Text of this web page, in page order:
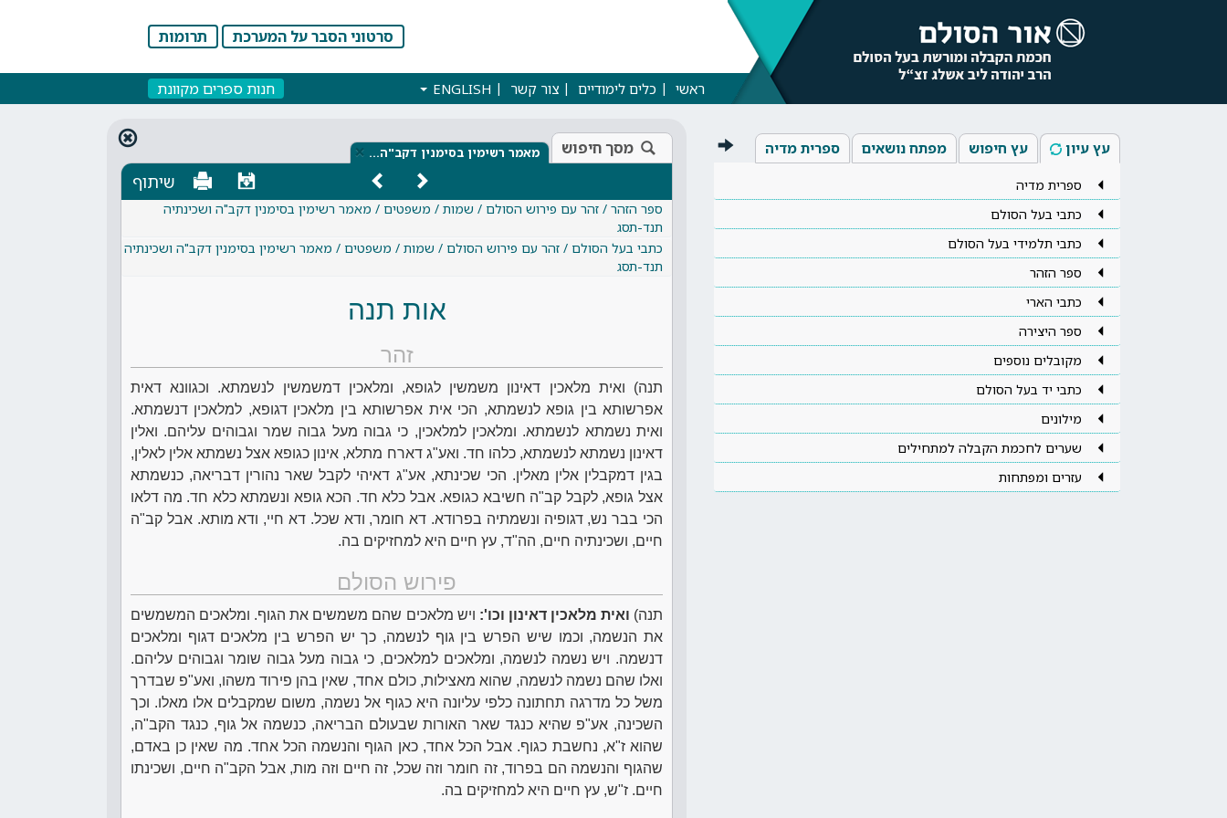
סרטוני הסבר על המערכת תרומות
ראשי כלים לימודיים צור קשר ENGLISH חנות ספרים מקוונת
עץ עיון עץ חיפוש מפתח נושאים ספרית מדיה
ספרית מדיה
כתבי בעל הסולם
כתבי תלמידי בעל הסולם
ספר הזהר
כתבי הארי
ספר היצירה
מקובלים נוספים
כתבי יד בעל הסולם
מילונים
שערים לחכמת הקבלה למתחילים
עזרים ומפתחות
מסך חיפוש מאמר רשימין בסימנין דקב"ה… ×
שיתוף
ספר הזהר / זהר עם פירוש הסולם / שמות / משפטים / מאמר רשימין בסימנין דקב"ה ושכינתיה
תנד-תסג
כתבי בעל הסולם / זהר עם פירוש הסולם / שמות / משפטים / מאמר רשימין בסימנין דקב"ה ושכינתיה
תנד-תסג
אות תנה
זהר
תנה) ואית מלאכין דאינון משמשין לגופא, ומלאכין דמשמשין לנשמתא. וכגוונא דאית
אפרשותא בין גופא לנשמתא, הכי אית אפרשותא בין מלאכין דגופא, למלאכין דנשמתא.
ואית נשמתא לנשמתא. ומלאכין למלאכין, כי גבוה מעל גבוה שמר וגבוהים עליהם. ואלין
דאינון נשמתא לנשמתא, כלהו חד. ואע"ג דארח מתלא, אינון כגופא אצל נשמתא אלין לאלין,
בגין דמקבלין אלין מאלין. הכי שכינתא, אע"ג דאיהי לקבל שאר נהורין דבריאה, כנשמתא
אצל גופא, לקבל קב"ה חשיבא כגופא. אבל כלא חד. הכא גופא ונשמתא כלא חד. מה דלאו
הכי בבר נש, דגופיה ונשמתיה בפרודא. דא חומר, ודא שכל. דא חיי, ודא מותא. אבל קב"ה
חיים, ושכינתיה חיים, הה"ד, עץ חיים היא למחזיקים בה.
פירוש הסולם
תנה) ואית מלאכין דאינון וכו': ויש מלאכים שהם משמשים את הגוף. ומלאכים המשמשים
את הנשמה, וכמו שיש הפרש בין גוף לנשמה, כך יש הפרש בין מלאכים דגוף ומלאכים
דנשמה. ויש נשמה לנשמה, ומלאכים למלאכים, כי גבוה מעל גבוה שומר וגבוהים עליהם.
ואלו שהם נשמה לנשמה, שהוא מאצילות, כולם אחד, שאין בהן פירוד משהו, ואע"פ שבדרך
משל כל מדרגה תחתונה כלפי עליונה היא כגוף אל נשמה, משום שמקבלים אלו מאלו. וכך
השכינה, אע"פ שהיא כנגד שאר האורות שבעולם הבריאה, כנשמה אל גוף, כנגד הקב"ה,
שהוא ז"א, נחשבת כגוף. אבל הכל אחד, כאן הגוף והנשמה הכל אחד. מה שאין כן באדם,
שהגוף והנשמה הם בפרוד, זה חומר וזה שכל, זה חיים וזה מות, אבל הקב"ה חיים, ושכינתו
חיים. ז"ש, עץ חיים היא למחזיקים בה.